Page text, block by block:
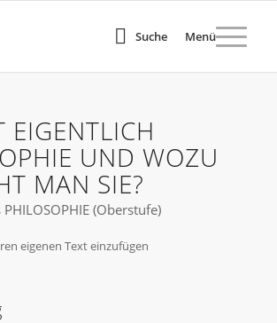
Suche Menü
EIGENTLICH
UND WOZU
MAN SIE?
(Oberstufe)
eigenen Text einzufügen